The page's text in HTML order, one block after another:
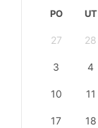
PO UT
27 28
3 4
10 11
17 18